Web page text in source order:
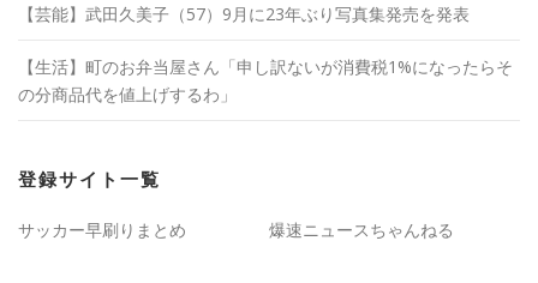
【芸能】武田久美子（57）9月に23年ぶり写真集発売を発表
【生活】町のお弁当屋さん「申し訳ないが消費税1%になったらそ
の分商品代を値上げするわ」
登録サイト一覧
サッカー早刷りまとめ 爆速ニュースちゃんねる